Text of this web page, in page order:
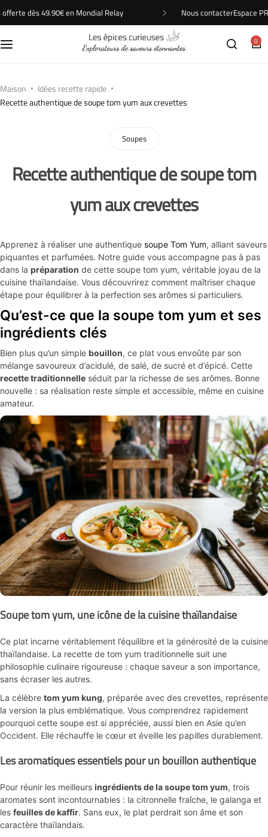
offerte dès 49.90€ en Mondial Relay Nous contacterEspace
0
Maison
Idées recette rapide
Recette authentique de soupe tom yum aux crevettes
Soupes
Recette authentique de soupe tom
yum aux crevettes
Apprenez à réaliser une authentique soupe Tom Yum, alliant saveurs
piquantes et parfumées. Notre guide vous accompagne pas à pas
dans la préparation de cette soupe tom yum, véritable joyau de la
cuisine thaïlandaise. Vous découvrirez comment maîtriser chaque
étape pour équilibrer à la perfection ses arômes si particuliers.
Qu’est-ce que la soupe tom yum et ses
ingrédients clés
Bien plus qu’un simple bouillon, ce plat vous envoûte par son
mélange savoureux d’acidulé, de salé, de sucré et d’épicé. Cette
recette traditionnelle séduit par la richesse de ses arômes. Bonne
nouvelle : sa réalisation reste simple et accessible, même en cuisine
amateur.
Soupe tom yum, une icône de la cuisine thaïlandaise
Ce plat incarne véritablement l’équilibre et la générosité de la cuisine
thaïlandaise. La recette de tom yum traditionnelle suit une
philosophie culinaire rigoureuse : chaque saveur a son importance,
sans écraser les autres.
La célèbre tom yum kung, préparée avec des crevettes, représente
la version la plus emblématique. Vous comprendrez rapidement
pourquoi cette soupe est si appréciée, aussi bien en Asie qu’en
Occident. Elle réchauffe le cœur et éveille les papilles durablement.
Les aromatiques essentiels pour un bouillon authentique
Pour réunir les meilleurs ingrédients de la soupe tom yum, trois
aromates sont incontournables : la citronnelle fraîche, le galanga et
les feuilles de kaffir. Sans eux, le plat perdrait son âme et son
caractère thaïlandais.
Cuisines du monde
Je cuisine quoi ?
Pour offrir